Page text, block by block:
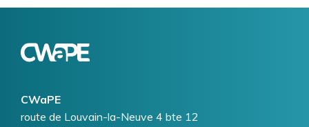
CWaPE
Addresse
route de Louvain-la-Neuve 4 bte 12